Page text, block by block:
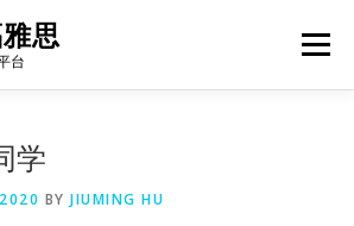
思
台
Menu
学
BY JIUMING HU